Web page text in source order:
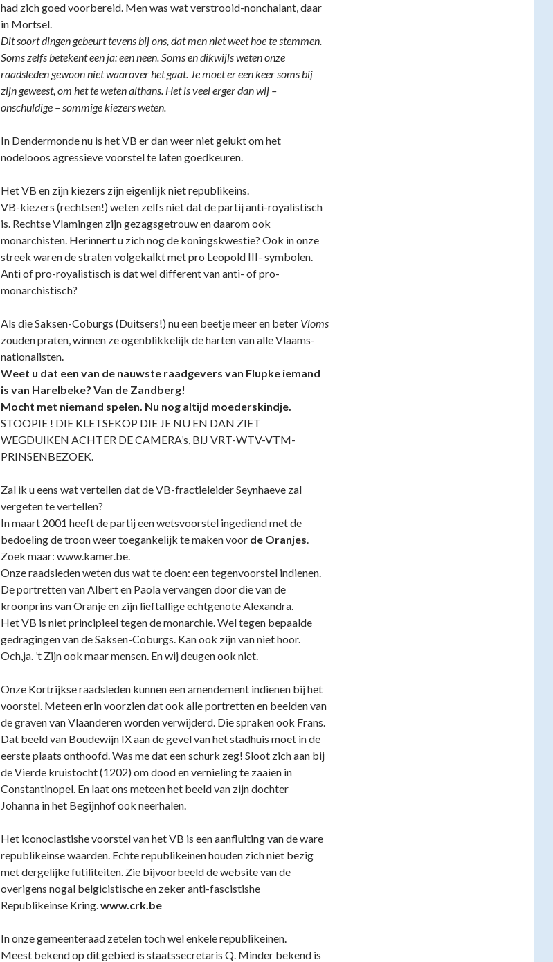
had zich goed voorbereid. Men was wat verstrooid-nonchalant, daar
in Mortsel.
Dit soort dingen gebeurt tevens bij ons, dat men niet weet hoe te stemmen.
Soms zelfs betekent een ja: een neen. Soms en dikwijls weten onze
raadsleden gewoon niet waarover het gaat. Je moet er een keer soms bij
zijn geweest, om het te weten althans. Het is veel erger dan wij –
onschuldige – sommige kiezers weten.
In Dendermonde nu is het VB er dan weer niet gelukt om het
nodelooos agressieve voorstel te laten goedkeuren.
Het VB en zijn kiezers zijn eigenlijk niet republikeins.
VB-kiezers (rechtsen!) weten zelfs niet dat de partij anti-royalistisch
is. Rechtse Vlamingen zijn gezagsgetrouw en daarom ook
monarchisten. Herinnert u zich nog de koningskwestie? Ook in onze
streek waren de straten volgekalkt met pro Leopold III- symbolen.
Anti of pro-royalistisch is dat wel different van anti- of pro-
monarchistisch?
Als die Saksen-Coburgs (Duitsers!) nu een beetje meer en beter Vloms
zouden praten, winnen ze ogenblikkelijk de harten van alle Vlaams-
nationalisten.
Weet u dat een van de nauwste raadgevers van Flupke iemand
is van Harelbeke? Van de Zandberg!
Mocht met niemand spelen. Nu nog altijd moederskindje.
STOOPIE ! DIE KLETSEKOP DIE JE NU EN DAN ZIET
WEGDUIKEN ACHTER DE CAMERA’s, BIJ VRT-WTV-VTM-
PRINSENBEZOEK.
Zal ik u eens wat vertellen dat de VB-fractieleider Seynhaeve zal
vergeten te vertellen?
In maart 2001 heeft de partij een wetsvoorstel ingediend met de
bedoeling de troon weer toegankelijk te maken voor de Oranjes.
Zoek maar: www.kamer.be.
Onze raadsleden weten dus wat te doen: een tegenvoorstel indienen.
De portretten van Albert en Paola vervangen door die van de
kroonprins van Oranje en zijn lieftallige echtgenote Alexandra.
Het VB is niet principieel tegen de monarchie. Wel tegen bepaalde
gedragingen van de Saksen-Coburgs. Kan ook zijn van niet hoor.
Och,ja. ’t Zijn ook maar mensen. En wij deugen ook niet.
Onze Kortrijkse raadsleden kunnen een amendement indienen bij het
voorstel. Meteen erin voorzien dat ook alle portretten en beelden van
de graven van Vlaanderen worden verwijderd. Die spraken ook Frans.
Dat beeld van Boudewijn IX aan de gevel van het stadhuis moet in de
eerste plaats onthoofd. Was me dat een schurk zeg! Sloot zich aan bij
de Vierde kruistocht (1202) om dood en vernieling te zaaien in
Constantinopel. En laat ons meteen het beeld van zijn dochter
Johanna in het Begijnhof ook neerhalen.
Het iconoclastishe voorstel van het VB is een aanfluiting van de ware
republikeinse waarden. Echte republikeinen houden zich niet bezig
met dergelijke futiliteiten. Zie bijvoorbeeld de website van de
overigens nogal belgicistische en zeker anti-fascistishe
Republikeinse Kring.www.crk.be
In onze gemeenteraad zetelen toch wel enkele republikeinen.
Meest bekend op dit gebied is staatssecretaris Q. Minder bekend is